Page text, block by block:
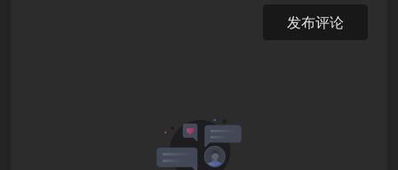
发布评论